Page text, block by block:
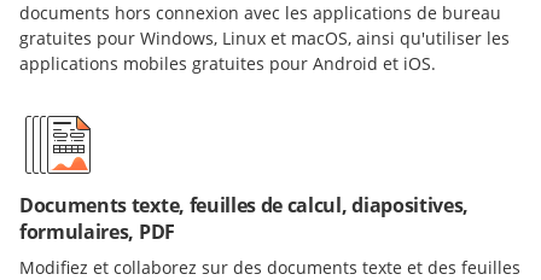
documents hors connexion avec les applications de bureau
gratuites pour Windows, Linux et macOS, ainsi qu'utiliser les
applications mobiles gratuites pour Android et iOS.
Documents texte, feuilles de calcul, diapositives,
formulaires, PDF
Modifiez et collaborez sur des documents texte et des feuilles